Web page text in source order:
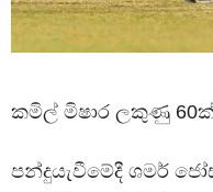
කමිල් මිෂාර ලකුණු
පන්දුයැවීමේදී ශමර්